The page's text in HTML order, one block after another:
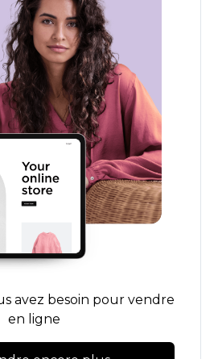
avez besoin pour vendre
en ligne